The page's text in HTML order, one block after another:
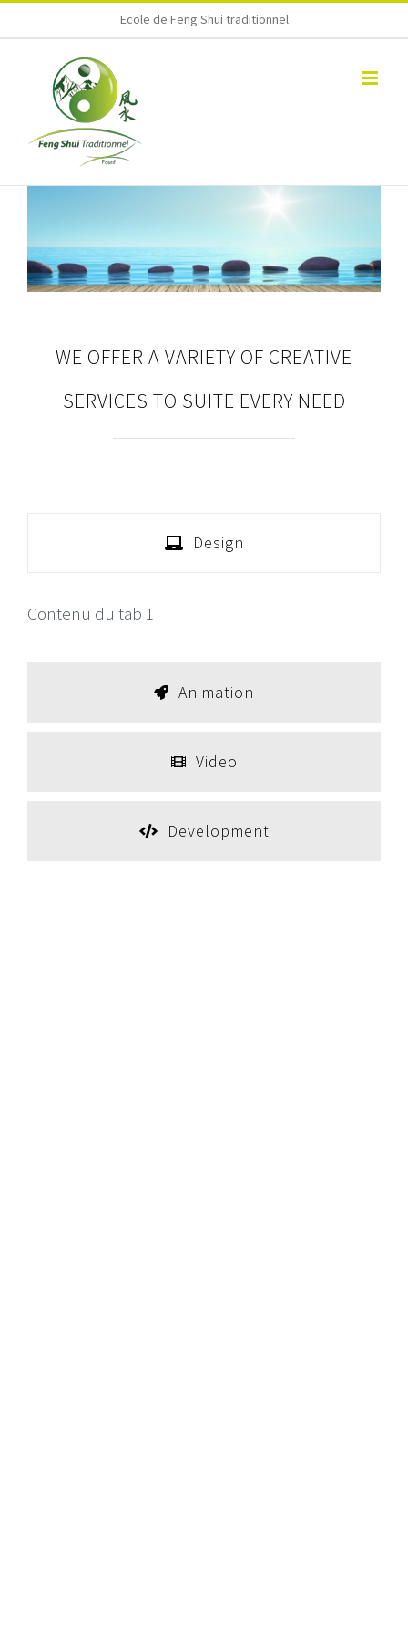
to
Ecole de Feng Shui traditionnel
WE OFFER A VARIETY OF CREATIVE
SERVICES TO SUITE EVERY NEED
Design
Contenu du tab 1
Animation
Video
Development